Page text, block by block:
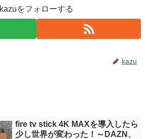
kazuをフォローする
kazu
fire tv stick 4K MAXを導入したら
少し世界が変わった！～DAZN、